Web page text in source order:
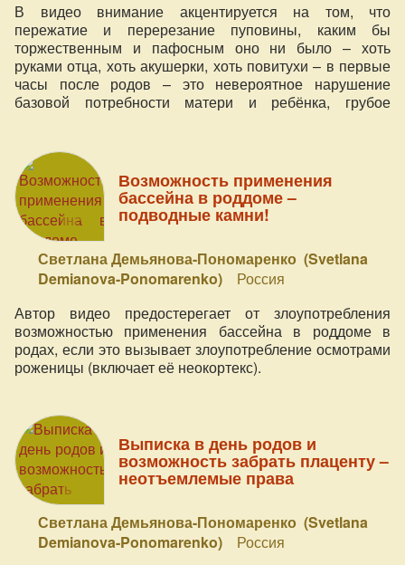
В видео внимание акцентируется на том, что
пережатие и перерезание пуповины, каким бы
торжественным и пафосным оно ни было – хоть
руками отца, хоть акушерки, хоть повитухи – в первые
часы после родов – это невероятное нарушение
базовой потребности матери и ребёнка, грубое
Возможность применения
бассейна в роддоме –
подводные камни!
Светлана Демьянова-Пономаренко (Svetlana
Demianova-Ponomarenko)
Россия
Автор видео предостерегает от злоупотребления
возможностью применения бассейна в роддоме в
родах, если это вызывает злоупотребление осмотрами
роженицы (включает её неокортекс).
Выписка в день родов и
возможность забрать плаценту –
неотъемлемые права
Светлана Демьянова-Пономаренко (Svetlana
Demianova-Ponomarenko)
Россия